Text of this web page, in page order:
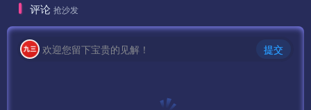
评论 抢沙发
欢迎您留下宝贵的见解！ 提交